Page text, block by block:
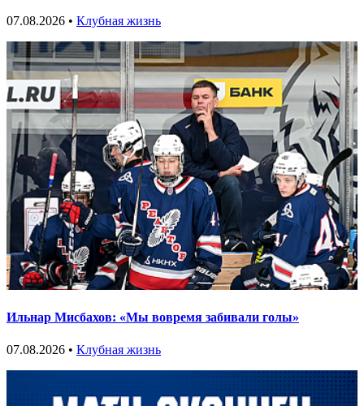
07.08.2026 • Клубная жизнь
Ильнар Мисбахов: «Мы вовремя забивали голы»
07.08.2026 • Клубная жизнь